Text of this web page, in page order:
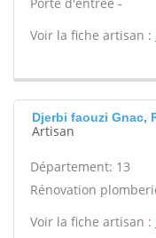
Voir la fiche artisan :
Djerbi faouzi Gnac,
Artisan
Département: 13
Rénovation
Voir la fiche artisan :